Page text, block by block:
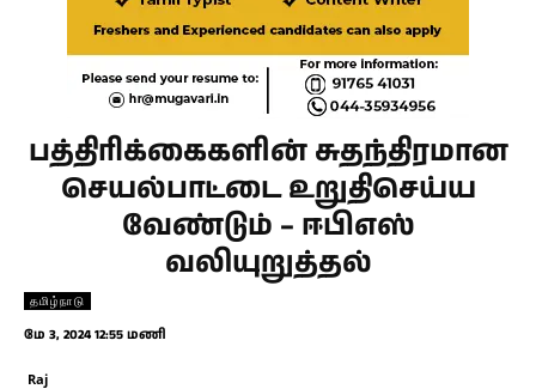
பத்திரிக்கைகளின் சுதந்திரமான
செயல்பாட்டை உறுதிசெய்ய
வேண்டும் – ஈபிஎஸ்
வலியுறுத்தல்
தமிழ்நாடு
மே 3, 2024 12:55 மணி
Raj